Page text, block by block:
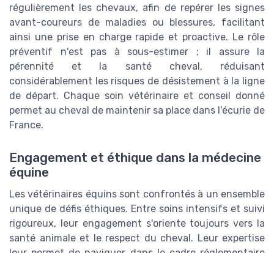
régulièrement les chevaux, afin de repérer les signes
avant-coureurs de maladies ou blessures, facilitant
ainsi une prise en charge rapide et proactive. Le rôle
préventif n'est pas à sous-estimer ; il assure la
pérennité et la santé cheval, réduisant
considérablement les risques de désistement à la ligne
de départ. Chaque soin vétérinaire et conseil donné
permet au cheval de maintenir sa place dans l'écurie de
France.
Engagement et éthique dans la médecine
équine
Les vétérinaires équins sont confrontés à un ensemble
unique de défis éthiques. Entre soins intensifs et suivi
rigoureux, leur engagement s'oriente toujours vers la
santé animale et le respect du cheval. Leur expertise